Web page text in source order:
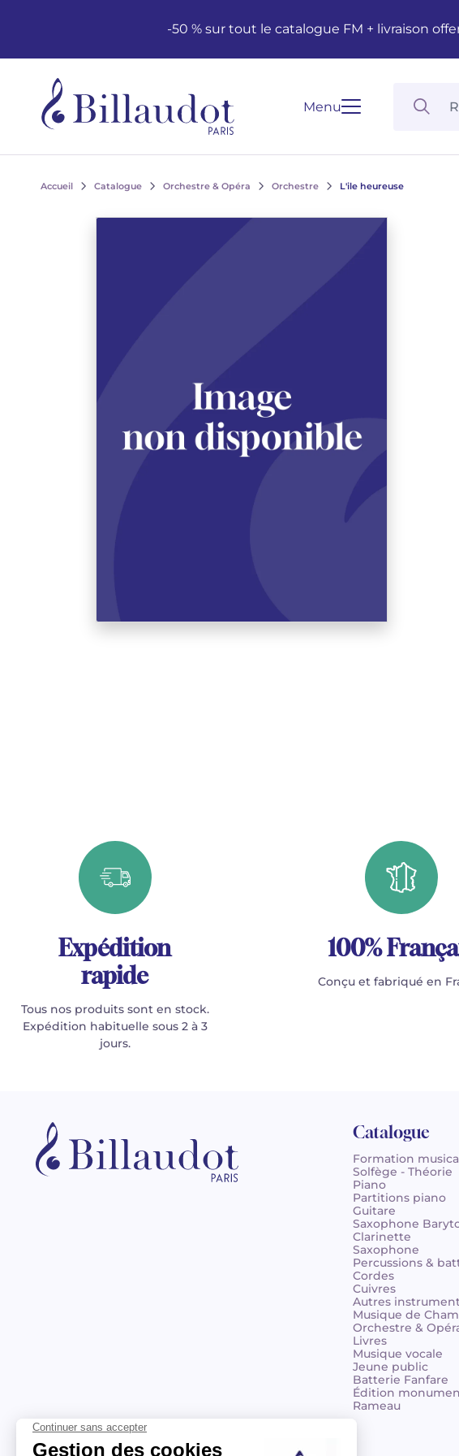
-50 % sur tout le catalogue FM + livraison
Menu
Accueil Catalogue Orchestre & Opéra Orchestre L'ile heureuse
Expédition
rapide
Tous nos produits sont en stock.
Expédition habituelle sous 2 à 3
jours.
100%
Conçu et fabriqué en
Catalogue
Formation
Solfège - Théorie
Piano
Partitions piano
Guitare
Saxophone
Clarinette
Saxophone
Percussions &
Cordes
Cuivres
Autres
Musique de
Orchestre &
Livres
Musique vocale
Jeune public
Batterie Fanfare
Édition
Rameau